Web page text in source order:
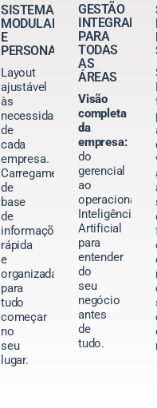
SISTEMA
MODULAR
E
PERSONALIZÁVEL
Layout
ajustável
às
necessidades
de
cada
empresa.
Carregamento
de
base
de
informações
rápida
e
organizada
para
tudo
começar
no
seu
lugar.
GESTÃO
INTEGRADA
PARA
TODAS
AS
ÁREAS
Visão
completa
da
empresa:
do
gerencial
ao
operacional.
Inteligência
Artificial
para
entender
do
seu
negócio
antes
de
tudo.